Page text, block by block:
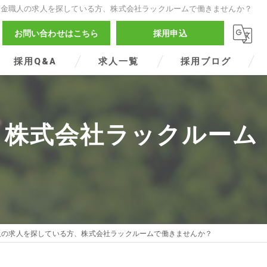
職人の求人を探している方、株式会社ラックルームで働きませんか？
お問い合わせはこちら 採用申込
採用Q&A 求人一覧 採用ブログ
式会社ラックルーム
求人を探している方、株式会社ラックルームで働きませんか？